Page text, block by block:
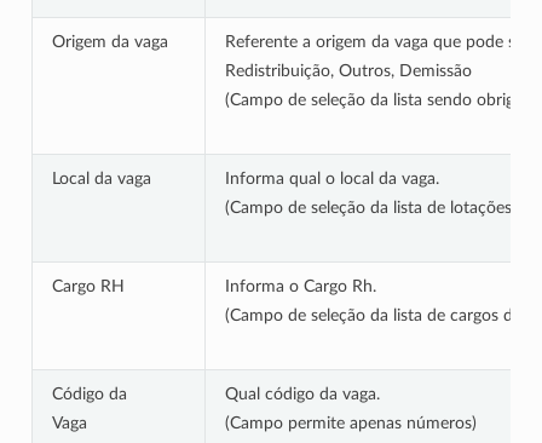
Origem da vaga
Referente a origem da vaga que pode
Redistribuição, Outros, Demissão
(Campo de seleção da lista sendo
Local da vaga
Informa qual o local da vaga.
(Campo de seleção da lista de lotações
Cargo RH
Informa o Cargo Rh.
(Campo de seleção da lista de cargos
Código da
Vaga
Qual código da vaga.
(Campo permite apenas números)